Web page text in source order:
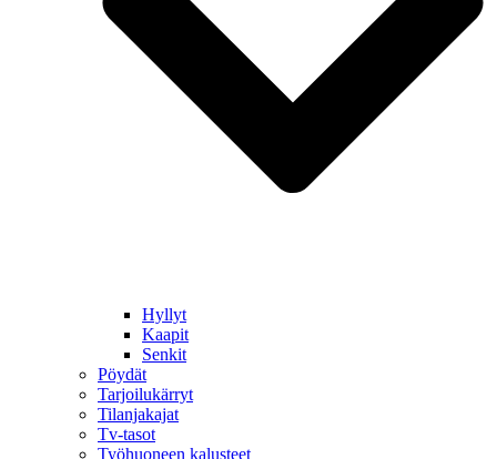
Hyllyt
Kaapit
Senkit
Pöydät
Tarjoilukärryt
Tilanjakajat
Tv-tasot
Työhuoneen kalusteet